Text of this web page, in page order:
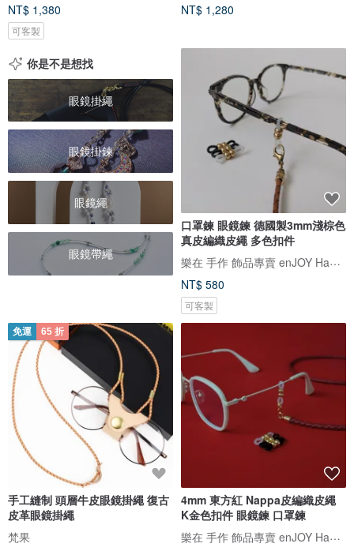
NT$ 1,380
可客製
NT$ 1,280
你是不是想找
眼鏡掛繩
眼鏡掛鍊
眼鏡繩
眼鏡帶繩
口罩鍊 眼鏡鍊 德國製3mm淺棕色
真皮編織皮繩 多色扣件
樂在 手作 飾品專賣 enJOY Handmade Bracele
NT$ 580
可客製
免運 65 折
手工縫制 頭層牛皮眼鏡掛繩 復古
皮革眼鏡掛繩
梵果
4mm 東方紅 Nappa皮編織皮繩
K金色扣件 眼鏡鍊 口罩鍊
樂在 手作 飾品專賣 enJOY Handmade Bracele